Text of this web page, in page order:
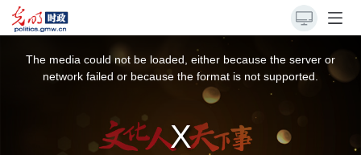
The media could not be loaded, either because the server or
network failed or because the format is not supported.